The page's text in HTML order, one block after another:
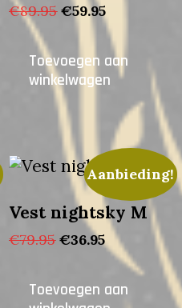
€89.95 Oorspronkelijke
prijs
€89.95.
€59.95Huidige
prijs
is:
€59.95.
Toevoegen aan
winkelwagen
Aanbieding!
Vest nightsky M
€79.95 Oorspronkelijke
€79.95.
€36.95Huidige
prijs
€36.95.
Toevoegen aan